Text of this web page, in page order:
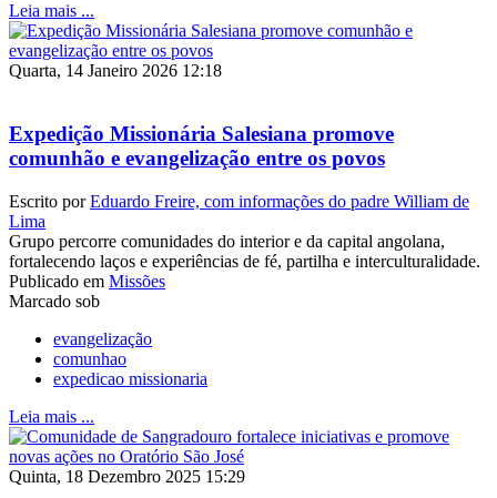
Leia mais ...
Quarta, 14 Janeiro 2026 12:18
Expedição Missionária Salesiana promove
comunhão e evangelização entre os povos
Escrito porEduardo Freire, com informações do padre William de
Lima
Grupo percorre comunidades do interior e da capital angolana,
fortalecendo laços e experiências de fé, partilha e interculturalidade.
Publicado em Missões
Marcado sob
evangelização
comunhao
expedicao missionaria
Leia mais ...
Quinta, 18 Dezembro 2025 15:29